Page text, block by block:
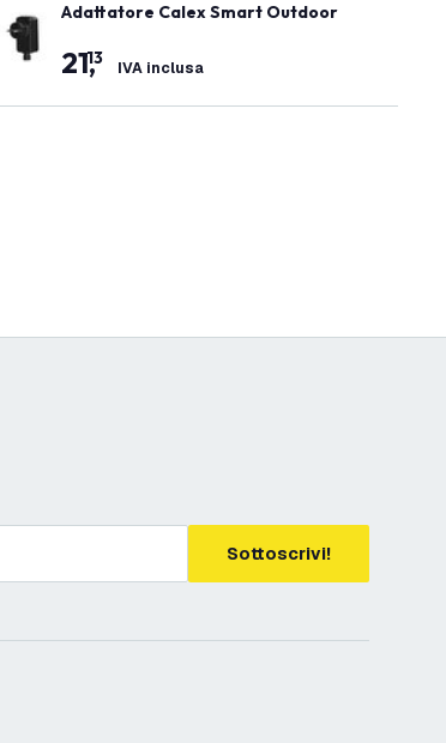
Adattatore Calex Smart Outdoor
21,
13 IVA inclusa
Sottoscrivi!